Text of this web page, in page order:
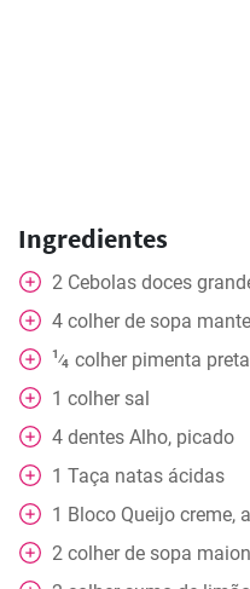
Ingredientes
2 Cebolas doces
4 colher de sopa
1⁄4 colher pimenta
1 colher sal
4 dentes Alho, picado
1 Taça natas ácidas
1 Bloco Queijo creme,
2 colher de sopa